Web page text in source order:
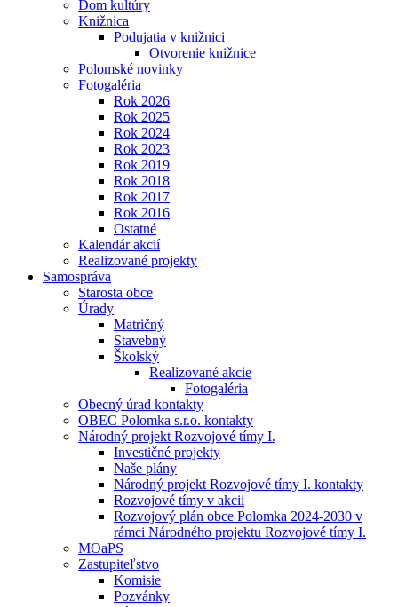
Dom kultúry
Knižnica
Podujatia v knižnici
Otvorenie knižnice
Polomské novinky
Fotogaléria
Rok 2026
Rok 2025
Rok 2024
Rok 2023
Rok 2019
Rok 2018
Rok 2017
Rok 2016
Ostatné
Kalendár akcií
Realizované projekty
Samospráva
Starosta obce
Úrady
Matričný
Stavebný
Školský
Realizované akcie
Fotogaléria
Obecný úrad kontakty
OBEC Polomka s.r.o. kontakty
Národný projekt Rozvojové tímy I.
Investičné projekty
Naše plány
Národný projekt Rozvojové tímy I. kontakty
Rozvojové tímy v akcii
Rozvojový plán obce Polomka 2024-2030 v
rámci Národného projektu Rozvojové tímy I.
MOaPS
Zastupiteľstvo
Komisie
Pozvánky